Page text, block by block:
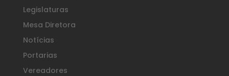
Legislaturas
Mesa Diretora
Notícias
Portarias
Vereadores